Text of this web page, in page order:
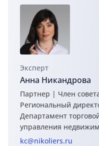
Эксперт
Анна Никандрова
Партнер | Член
Региональный
Департамент
управления
kc@nikoliers.ru